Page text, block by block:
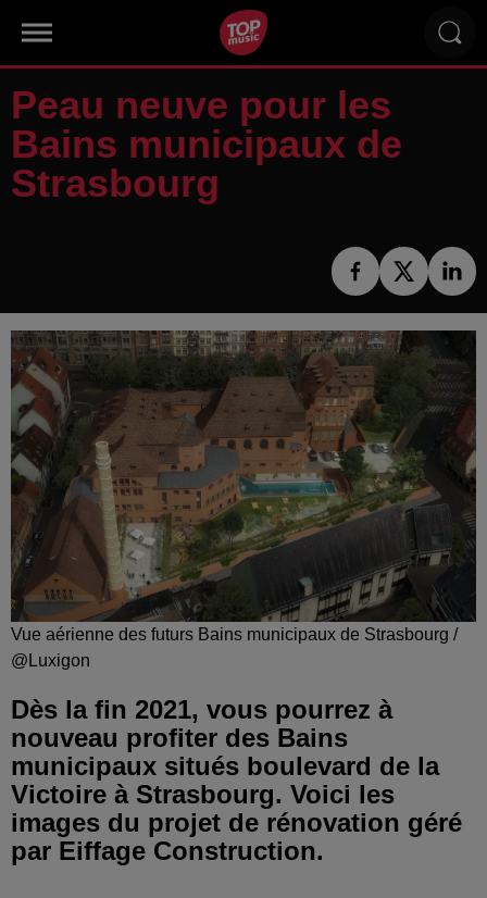
Peau neuve pour les
Bains municipaux de
Strasbourg
Vue aérienne des futurs Bains municipaux de Strasbourg /
@Luxigon
Dès la fin 2021, vous pourrez à
nouveau profiter des Bains
municipaux situés boulevard de la
Victoire à Strasbourg. Voici les
images du projet de rénovation géré
par Eiffage Construction.